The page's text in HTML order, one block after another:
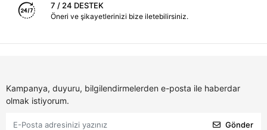
7 / 24 DESTEK
Öneri ve şikayetlerinizi bize iletebilirsiniz.
Kampanya, duyuru, bilgilendirmelerden e-posta ile haberdar
olmak istiyorum.
Gönder